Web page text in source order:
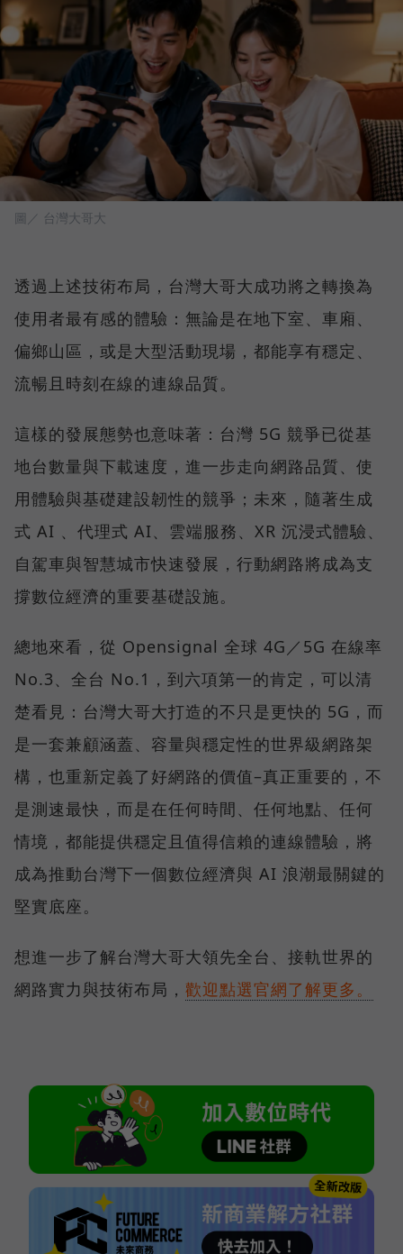
圖／ 台灣大哥大
透過上述技術布局，台灣大哥大成功將之轉換為
使用者最有感的體驗：無論是在地下室、車廂、
偏鄉山區，或是大型活動現場，都能享有穩定、
流暢且時刻在線的連線品質。
這樣的發展態勢也意味著：台灣 5G 競爭已從基
地台數量與下載速度，進一步走向網路品質、使
用體驗與基礎建設韌性的競爭；未來，隨著生成
式 AI 、代理式 AI、雲端服務、XR 沉浸式體驗、
自駕車與智慧城市快速發展，行動網路將成為支
撐數位經濟的重要基礎設施。
總地來看，從 Opensignal 全球 4G／5G 在線率
No.3、全台 No.1，到六項第一的肯定，可以清
楚看見：台灣大哥大打造的不只是更快的 5G，而
是一套兼顧涵蓋、容量與穩定性的世界級網路架
構，也重新定義了好網路的價值–真正重要的，不
是測速最快，而是在任何時間、任何地點、任何
情境，都能提供穩定且值得信賴的連線體驗，將
成為推動台灣下一個數位經濟與 AI 浪潮最關鍵的
堅實底座。
想進一步了解台灣大哥大領先全台、接軌世界的
網路實力與技術布局， 歡迎點選官網了解更多。